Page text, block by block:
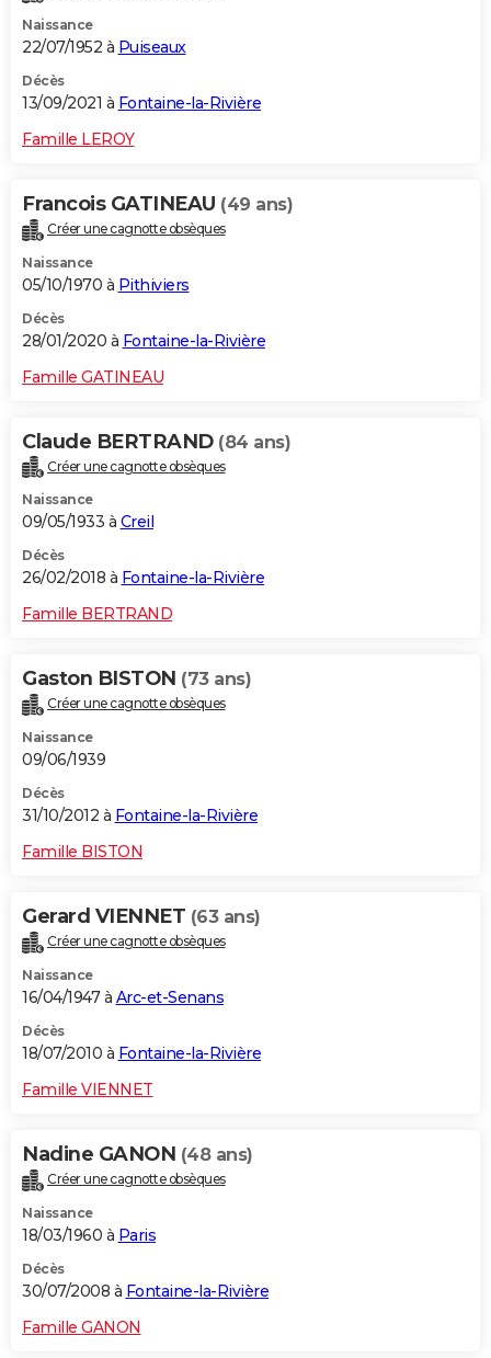
Naissance
22/07/1952 à Puiseaux
Décès
13/09/2021 à Fontaine-la-Rivière
Famille LEROY
Francois GATINEAU (49 ans)
Créer une cagnotte obsèques
Naissance
05/10/1970 à Pithiviers
Décès
28/01/2020 à Fontaine-la-Rivière
Famille GATINEAU
Claude BERTRAND (84 ans)
Créer une cagnotte obsèques
Naissance
09/05/1933 à Creil
Décès
26/02/2018 à Fontaine-la-Rivière
Famille BERTRAND
Gaston BISTON (73 ans)
Créer une cagnotte obsèques
Naissance
09/06/1939
Décès
31/10/2012 à Fontaine-la-Rivière
Famille BISTON
Gerard VIENNET (63 ans)
Créer une cagnotte obsèques
Naissance
16/04/1947 à Arc-et-Senans
Décès
18/07/2010 à Fontaine-la-Rivière
Famille VIENNET
Nadine GANON (48 ans)
Créer une cagnotte obsèques
Naissance
18/03/1960 à Paris
Décès
30/07/2008 à Fontaine-la-Rivière
Famille GANON